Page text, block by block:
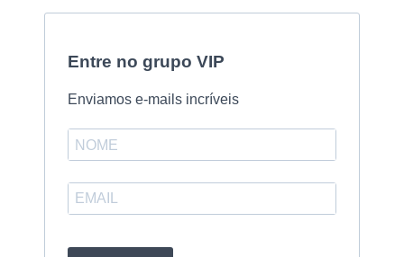
Entre no grupo VIP
Enviamos e-mails incríveis